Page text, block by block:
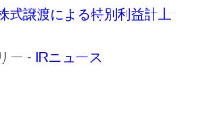
式譲渡による特別利益計上
ー - IRニュース